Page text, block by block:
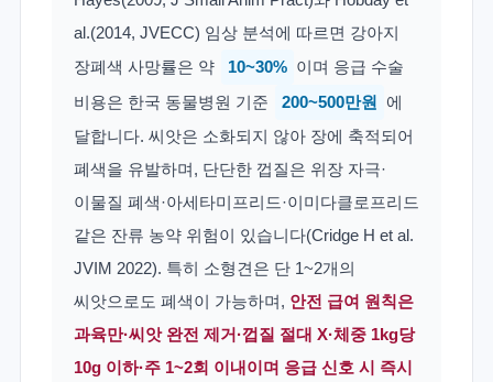
al.(2014, JVECC) 임상 분석에 따르면 강아지
장폐색 사망률은 약
10~30% 이며 응급 수술
비용은 한국 동물병원 기준
200~500만원
에
달합니다. 씨앗은 소화되지 않아 장에 축적되어
폐색을 유발하며, 단단한 껍질은 위장 자극·
이물질 폐색·아세타미프리드·이미다클로프리드
같은 잔류 농약 위험이 있습니다(Cridge H et al.
JVIM 2022). 특히 소형견은 단 1~2개의
씨앗으로도 폐색이 가능하며, 안전 급여 원칙은
과육만·씨앗 완전 제거·껍질 절대 X·체중 1kg당
10g 이하·주 1~2회 이내이며 응급 신호 시 즉시